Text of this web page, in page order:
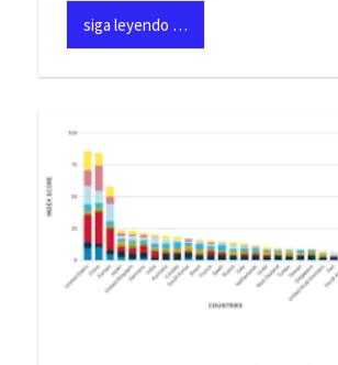
siga leyendo …